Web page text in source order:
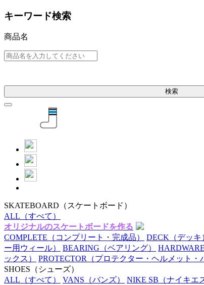
キーワード検索
商品名
検索
SKATEBOARD （スケートボード）
ALL （すべて）
オリジナルのスケートボードを作る
COMPLETE （コンプリート・完成品） DECK （デッキ
ー用ウィール）
BEARING （ベアリング） HARDWARE
ックス）
PROTECTOR （プロテクター・ヘルメット・
SHOES （シューズ）
ALL （すべて） VANS （バンズ） NIKE SB （ナイキエ